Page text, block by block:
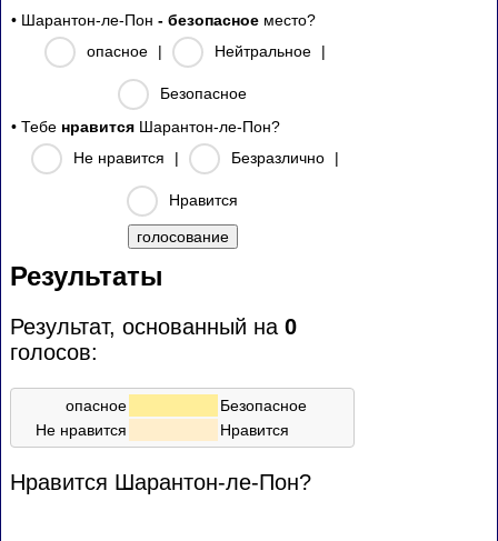
• Шарантон-ле-Пон - безопасное место?
опасное
| Нейтральное |
Безопасное
• Тебе нравится Шарантон-ле-Пон?
Не нравится
| Безразлично |
Нравится
Результаты
Результат, основанный на 0
голосов:
опасное
Безопасное
Не нравится
Нравится
Нравится Шарантон-ле-Пон?